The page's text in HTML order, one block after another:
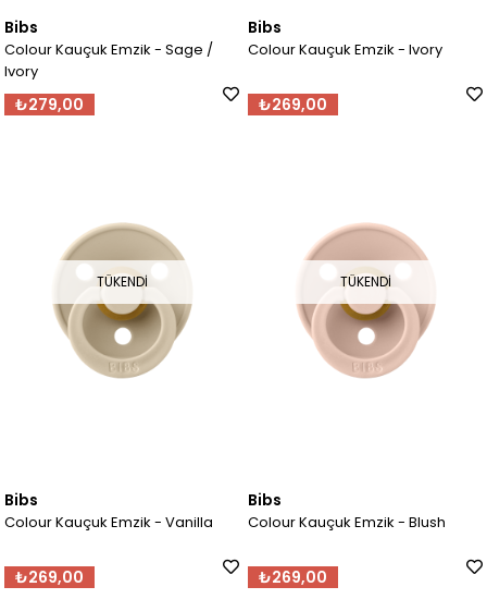
Bibs
Colour Kauçuk Emzik - Sage /
Ivory
₺279,00
Bibs
Colour Kauçuk Emzik - Ivory
₺269,00
TÜKENDI
Bibs
Colour Kauçuk Emzik - Vanilla
₺269,00
TÜKENDI
Bibs
Colour Kauçuk Emzik - Blush
₺269,00